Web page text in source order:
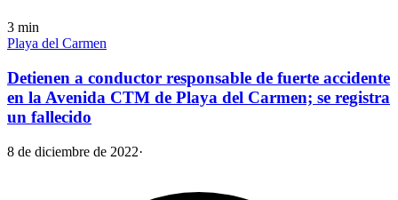
3 min
Playa del Carmen
Detienen a conductor responsable de fuerte accidente
en la Avenida CTM de Playa del Carmen; se registra
un fallecido
8 de diciembre de 2022·